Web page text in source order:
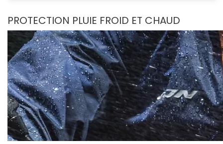
PROTECTION PLUIE FROID ET CHAUD